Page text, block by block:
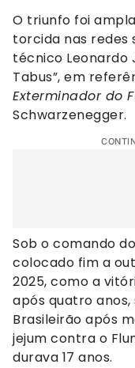
O triunfo foi
torcida nas redes
técnico Leonardo
Tabus”, em
Exterminador do
Schwarzenegger.
Sob o comando
colocado fim a
2025, como a
após quatro
Brasileirão após
jejum contra o
durava 17 anos.